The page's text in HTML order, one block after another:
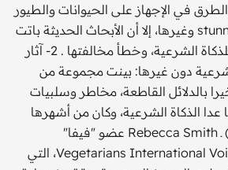
في الإجهاز على الحيوانات والطيور
كالصعق والتدويخ stunning وغيرها، إلا أن الأبحاث الحديثة باتت
تؤكد الفوائد الصحية للذكاة الشرعية، وخطأ مخالفتها . 2- آثار
دون غيرها: بينت مجموعة من
بالدلائل القاطعة، مخاطر وسلبيات
الذكاة الشرعية، وكان من أشهرها
دراسة (ريبيكا سميث) ـ Rebecca Smith عضو "فيفا"
Vegetarians International Voice for Animals viva، التي